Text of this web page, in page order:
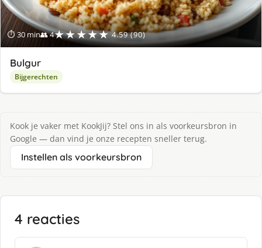
⏱ 30 min👥 4★★★★★ 4.59 (90)
Bulgur
Bijgerechten
Kook je vaker met KookJij? Stel ons in als voorkeursbron in
Google — dan vind je onze recepten sneller terug.
Instellen als voorkeursbron
4 reacties